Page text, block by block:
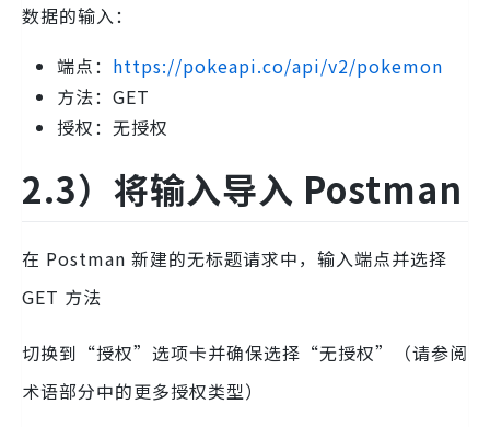
数据的输入：
端点： https://pokeapi.co/api/v2/pokemon
方法：GET
授权：无授权
2.3）将输入导入 Postman
在 Postman 新建的无标题请求中，输入端点并选择
GET 方法
切换到“授权”选项卡并确保选择“无授权”（请参阅
术语部分中的更多授权类型）